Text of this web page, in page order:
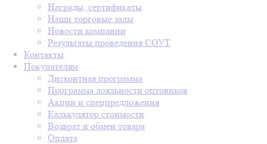
Награды, сертификаты
Наши торговые залы
Новости компании
Результаты проведения СОУТ
Контакты
Покупателям
Дисконтная программа
Программа лояльности оптовиков
Акции и спецпредложения
Калькулятор стоимости
Возврат и обмен товара
Оплата